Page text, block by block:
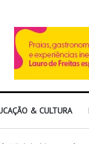
& CULTURA